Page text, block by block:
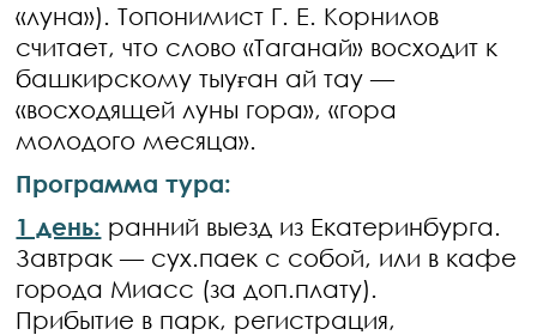
«луна»). Топонимист Г. Е. Корнилов
считает, что слово «Таганай» восходит к
башкирскому тыуған ай тау —
«восходящей луны гора», «гора
молодого месяца».
Программа тура:
1 день: ранний выезд из Екатеринбурга.
Завтрак — сух.паек с собой, или в кафе
города Миасс (за доп.плату).
Прибытие в парк, регистрация,